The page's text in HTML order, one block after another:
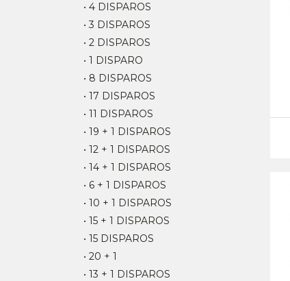
• 4 DISPAROS
• 3 DISPAROS
• 2 DISPAROS
• 1 DISPARO
• 8 DISPAROS
• 17 DISPAROS
• 11 DISPAROS
• 19 + 1 DISPAROS
• 12 + 1 DISPAROS
• 14 + 1 DISPAROS
• 6 + 1 DISPAROS
• 10 + 1 DISPAROS
• 15 + 1 DISPAROS
• 15 DISPAROS
• 20 + 1
• 13 + 1 DISPAROS